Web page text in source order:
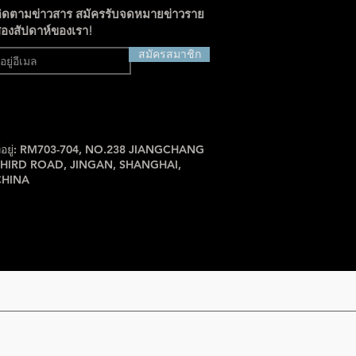
ตามข่าวสาร สมัครรับจดหมายข่าวราย
งสัปดาห์ของเรา!
สมัครสมาชิก
ยู่: RM703-704, NO.238 JIANGCHANG
ROAD, JINGAN, SHANGHAI,